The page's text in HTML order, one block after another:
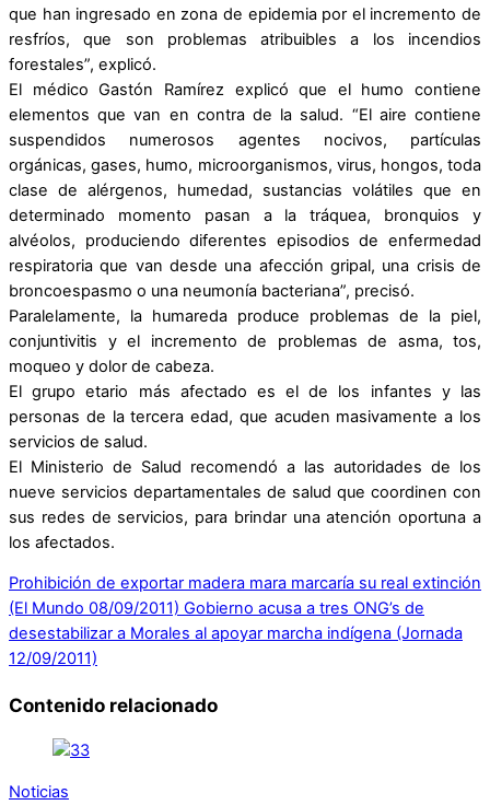
que han ingresado en zona de epidemia por el incremento de
resfríos, que son problemas atribuibles a los incendios
forestales”, explicó.
El médico Gastón Ramírez explicó que el humo contiene
elementos que van en contra de la salud. “El aire contiene
suspendidos numerosos agentes nocivos, partículas
orgánicas, gases, humo, microorganismos, virus, hongos, toda
clase de alérgenos, humedad, sustancias volátiles que en
determinado momento pasan a la tráquea, bronquios y
alvéolos, produciendo diferentes episodios de enfermedad
respiratoria que van desde una afección gripal, una crisis de
broncoespasmo o una neumonía bacteriana”, precisó.
Paralelamente, la humareda produce problemas de la piel,
conjuntivitis y el incremento de problemas de asma, tos,
moqueo y dolor de cabeza.
El grupo etario más afectado es el de los infantes y las
personas de la tercera edad, que acuden masivamente a los
servicios de salud.
El Ministerio de Salud recomendó a las autoridades de los
nueve servicios departamentales de salud que coordinen con
sus redes de servicios, para brindar una atención oportuna a
los afectados.
Prohibición de exportar madera mara marcaría su real extinción
(El Mundo 08/09/2011) Gobierno acusa a tres ONG’s de
desestabilizar a Morales al apoyar marcha indígena (Jornada
12/09/2011)
Contenido relacionado
Noticias